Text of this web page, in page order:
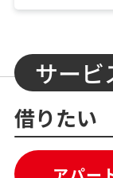
サービ
借りたい